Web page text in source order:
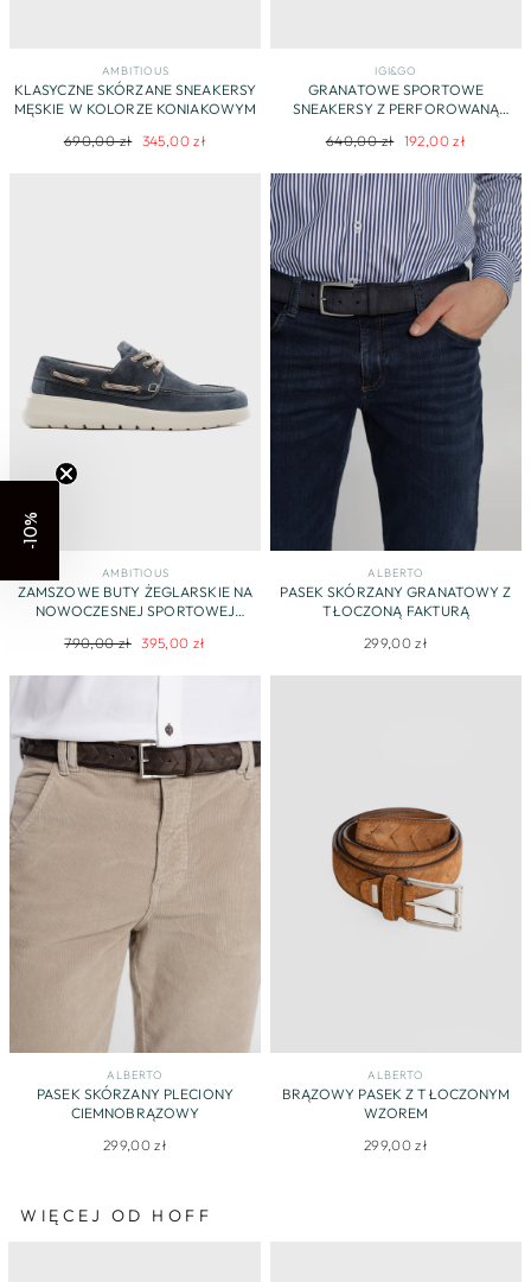
AMBITIOUS
KLASYCZNE SKÓRZANE SNEAKERSY
MĘSKIE W KOLORZE KONIAKOWYM
Regularna
690,00 zł
Cena
345,00 zł
IGI&GO
GRANATOWE SPORTOWE
SNEAKERSY Z PERFOROWANĄ
Regularna
640,00 zł Cena
192,00 zł
AMBITIOUS
ZAMSZOWE BUTY ŻEGLARSKIE NA
NOWOCZESNEJ SPORTOWEJ
Regularna
790,00 zł
Cena
395,00 zł
ALBERTO
PASEK SKÓRZANY GRANATOWY Z
TŁOCZONĄ FAKTURĄ
299,00 zł
ALBERTO
PASEK SKÓRZANY PLECIONY
CIEMNOBRĄZOWY
299,00 zł
ALBERTO
BRĄZOWY PASEK Z TŁOCZONYM
WZOREM
299,00 zł
WIĘCEJ OD HOFF
-10%